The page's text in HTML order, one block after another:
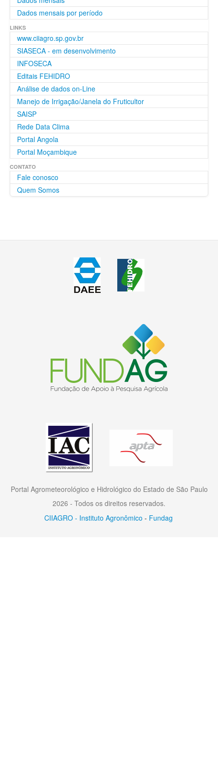
Dados mensais por período
LINKS
www.ciiagro.sp.gov.br
SIASECA - em desenvolvimento
INFOSECA
Editais FEHIDRO
Análise de dados on-Line
Manejo de Irrigação/Janela do Fruticultor
SAISP
Rede Data Clima
Portal Angola
Portal Moçambique
CONTATO
Fale conosco
Quem Somos
Portal Agrometeorológico e Hidrológico do Estado de São Paulo
2026 - Todos os direitos reservados.
CIIAGRO - Instituto Agronômico - Fundag